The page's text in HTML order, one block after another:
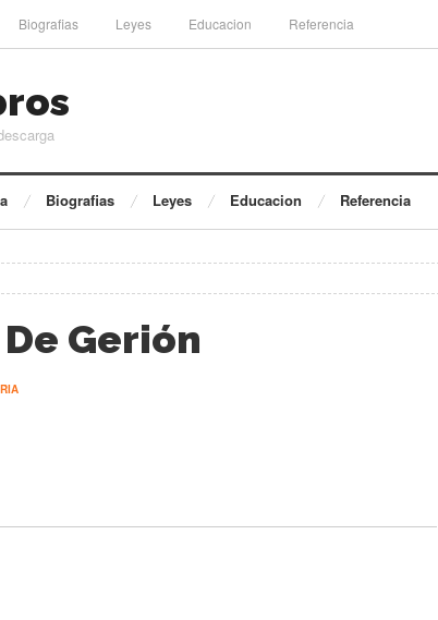
Biografias Leyes Educacion Referencia
Biografias Leyes Educacion Referencia
Gerión